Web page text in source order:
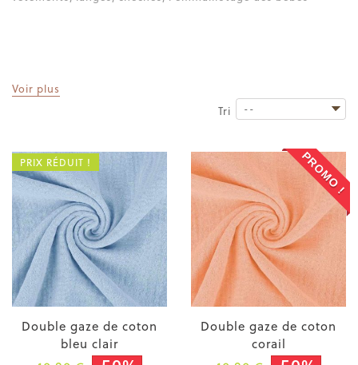
Voir plus
Tri
--
Double gaze de coton
bleu clair
PRIX RÉDUIT ! PROMO !
Double gaze de coton
corail